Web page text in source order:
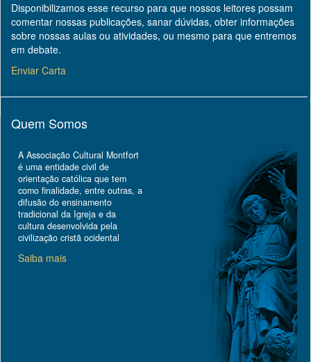
Disponibilizamos esse recurso para que nossos leitores possam
comentar nossas publicações, sanar dúvidas, obter informações
sobre nossas aulas ou atividades, ou mesmo para que entremos
em debate.
Enviar Carta
Quem Somos
A Associação Cultural Montfort
é uma entidade civil de
orientação católica que tem
como finalidade, entre outras, a
difusão do ensinamento
tradicional da Igreja e da
cultura desenvolvida pela
civilização cristã ocidental
Saiba mais